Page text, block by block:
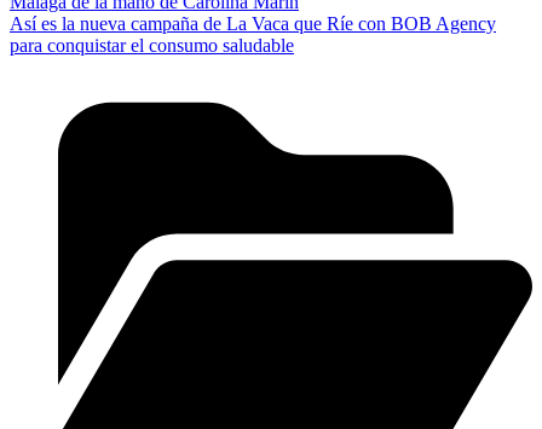
Así es la nueva campaña de La Vaca que Ríe con BOB Agency
para conquistar el consumo saludable